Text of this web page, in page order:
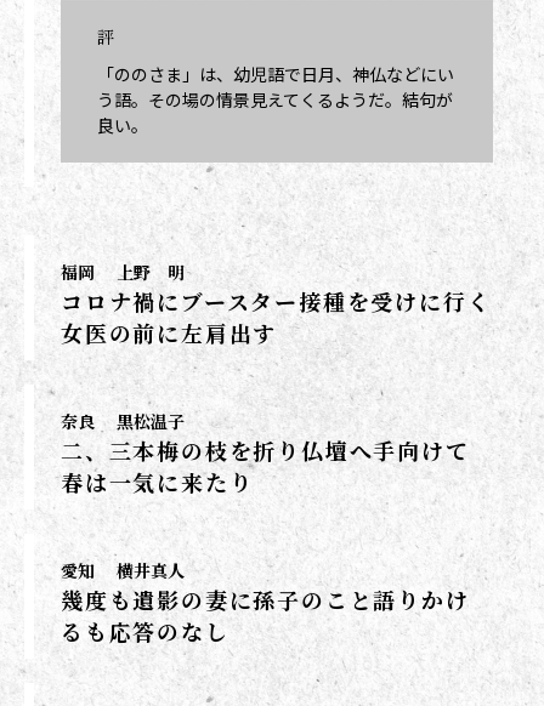
評
「ののさま」は、幼児語で日月、神仏などにい
う語。その場の情景見えてくるようだ。結句が
良い。
福岡 上野 明
コロナ禍にブースター接種を受けに行く
女医の前に左肩出す
奈良 黒松温子
二、三本梅の枝を折り仏壇へ手向けて
春は一気に来たり
愛知 横井真人
幾度も遺影の妻に孫子のこと語りかけ
るも応答のなし